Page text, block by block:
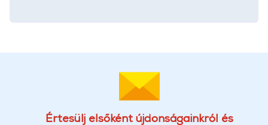
Értesülj elsőként újdonságainkról és